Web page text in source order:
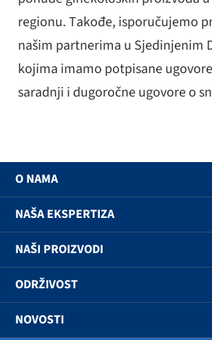
regionu. Takođe, isporučujemo
našim partnerima u Sjedinjenim
kojima imamo potpisane
saradnji i dugoročne ugovore o
O NAMA
NAŠA EKSPERTIZA
NAŠI PROIZVODI
ODRŽIVOST
NOVOSTI